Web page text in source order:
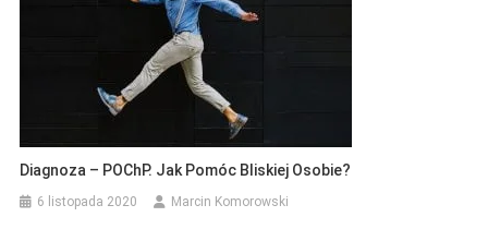
Diagnoza – POChP. Jak Pomóc Bliskiej Osobie?
6 listopada 2020 Marcin Komorowski